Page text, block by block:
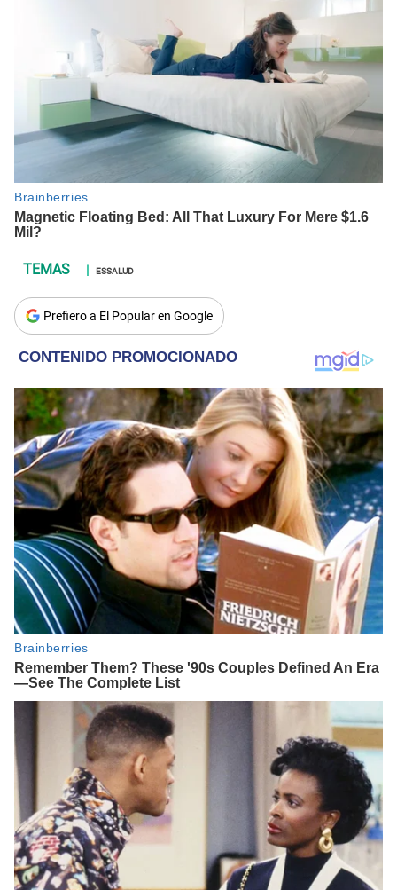
ESSALUD
Prefiero a El Popular en Google